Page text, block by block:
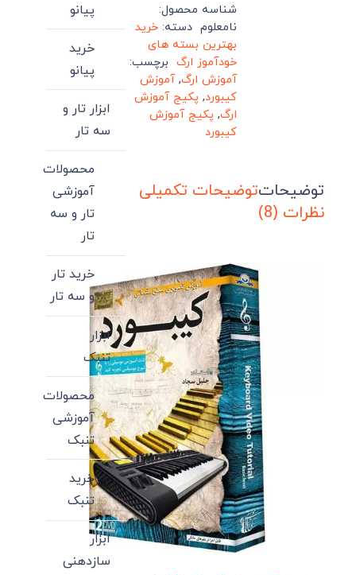
شناسه محصول:
نامعلوم دسته: خرید
بهترین بسته های
خودآموز ارگ برچسب:
آموزش ارگ,آموزش
کیبورد, پکیج آموزش
ارگ, پکیج آموزش
کیبورد
توضیحاتتوضیحات تکمیلی
نظرات (8)
پیانو
خرید
پیانو
ابزار تار و
سه تار
محصولات
آموزشی
تار و سه
تار
خرید تار
و سه تار
ابزار
تنبک
محصولات
آموزشی
تنبک
خرید
تنبک
ابزار
سازدهنی